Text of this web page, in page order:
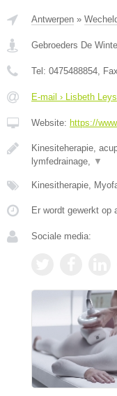
Antwerpen »
Gebroeders De
Tel: 0475488854 ,
E-mail › Lisbeth Leys
Website: https://
Kinesiteherapie,
lymfedrainage,
▼
Kinesitherapie,
Er wordt gewerkt op
Sociale media: